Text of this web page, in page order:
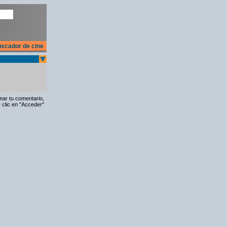
de cine
tu comentario,
clic en "Acceder"